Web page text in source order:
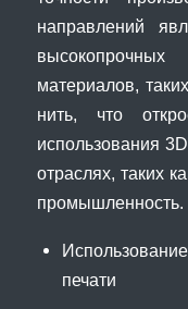
направлений
материалов,
нить, что
использования
отраслях, таких
промышленность.
печати